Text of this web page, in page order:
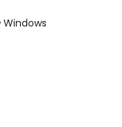
Windows